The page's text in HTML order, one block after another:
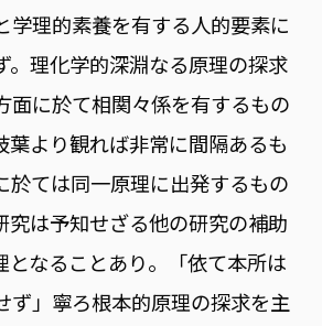
学理的素養を有する人的要素に
。理化学的深淵なる原理の探求
面に於て相関々係を有するもの
葉より観れば非常に間隔あるも
於ては同一原理に出発するもの
究は予知せざる他の研究の補助
となることあり。「依て本所は
ず」寧ろ根本的原理の探求を主